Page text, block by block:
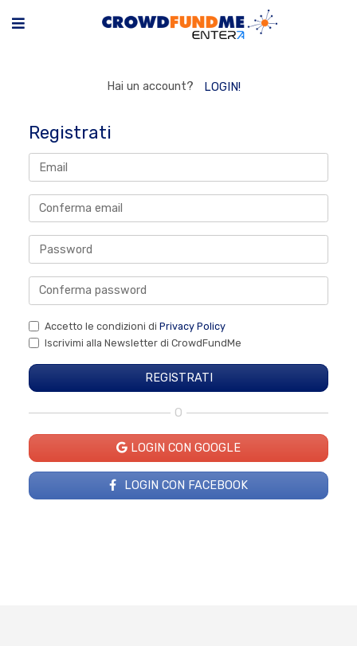
Hai un account? LOGIN!
Registrati
Accetto le condizioni di Privacy Policy
Iscrivimi alla Newsletter di CrowdFundMe
O
LOGIN CON GOOGLE
LOGIN CON FACEBOOK